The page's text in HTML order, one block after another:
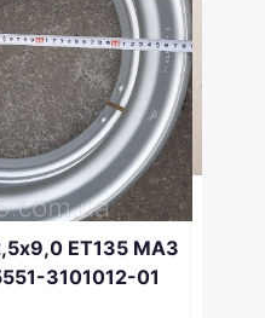
ET135 МАЗ
3101012-01